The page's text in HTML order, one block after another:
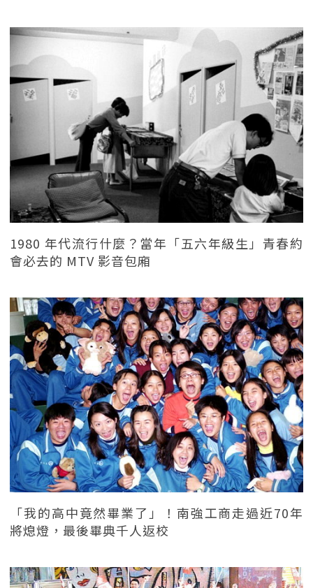
1980 年代流行什麼？當年「五六年級生」青春約
會必去的 MTV 影音包廂
「我的高中竟然畢業了」！南強工商走過近70年
將熄燈，最後畢典千人返校